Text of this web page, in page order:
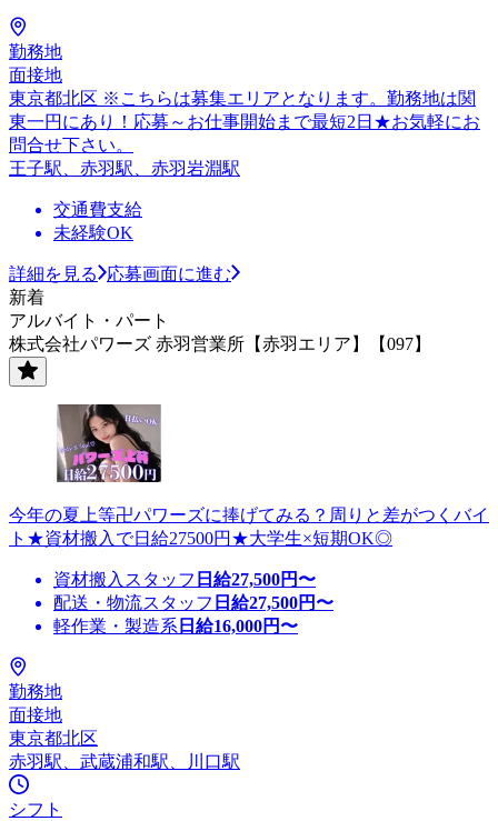
勤務地
面接地
東京都北区 ※こちらは募集エリアとなります。勤務地は関
東一円にあり！応募～お仕事開始まで最短2日★お気軽にお
問合せ下さい。
王子駅、赤羽駅、赤羽岩淵駅
交通費支給
未経験OK
詳細を見る
応募画面に進む
新着
アルバイト・パート
株式会社パワーズ 赤羽営業所【赤羽エリア】【097】
今年の夏上等卍パワーズに捧げてみる？周りと差がつくバイ
ト★資材搬入で日給27500円★大学生×短期OK◎
資材搬入スタッフ 日給27,500円〜
配送・物流スタッフ 日給27,500円〜
軽作業・製造系 日給16,000円〜
勤務地
面接地
東京都北区
赤羽駅、武蔵浦和駅、川口駅
シフト